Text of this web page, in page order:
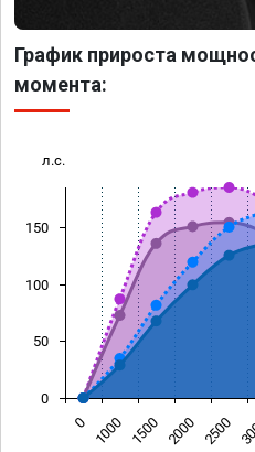
График прироста
момента:
л.с.
0 1000 1500 2000 2500
0
50
100
150